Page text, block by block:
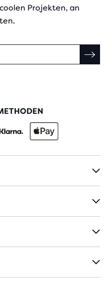
Projekten, an